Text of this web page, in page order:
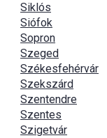
Siklós
Siófok
Sopron
Szeged
Székesfehérvár
Szekszárd
Szentendre
Szentes
Szigetvár